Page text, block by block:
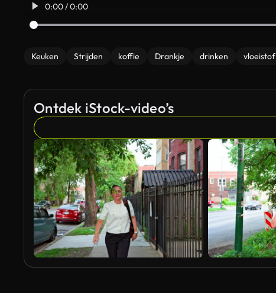
0:00 / 0:00
Keuken Strijden koffie Drankje drinken vloeistof
Ontdek iStock-video’s